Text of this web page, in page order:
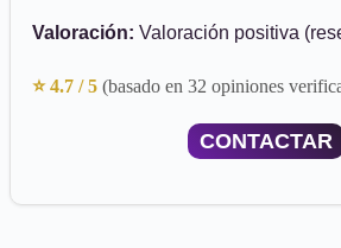
Valoración: Valoración positiva
⭐ 4.7 / 5 (basado en 32 opiniones
CONTACTAR